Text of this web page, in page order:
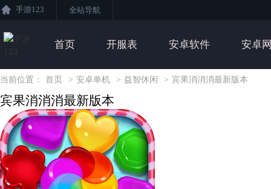
手游123 全站导航
首页 开服表 安卓软件 安卓
当前位置： 首页 > 安卓单机 > 益智休闲 > 宾果消消消最新版本
宾果消消消最新版本